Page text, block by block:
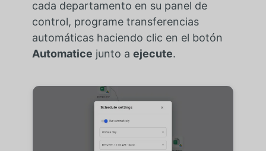
cada departamento en su panel de
control, programe transferencias
automáticas haciendo clic en el botón
Automatice junto a ejecute.